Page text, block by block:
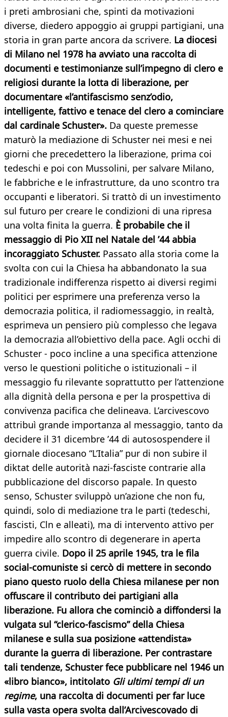
i preti ambrosiani che, spinti da motivazioni
diverse, diedero appoggio ai gruppi partigiani, una
storia in gran parte ancora da scrivere. La diocesi
di Milano nel 1978 ha avviato una raccolta di
documenti e testimonianze sull’impegno di clero e
religiosi durante la lotta di liberazione, per
documentare «l’antifascismo senz’odio,
intelligente, fattivo e tenace del clero a cominciare
dal cardinale Schuster». Da queste premesse
maturò la mediazione di Schuster nei mesi e nei
giorni che precedettero la liberazione, prima coi
tedeschi e poi con Mussolini, per salvare Milano,
le fabbriche e le infrastrutture, da uno scontro tra
occupanti e liberatori. Si trattò di un investimento
sul futuro per creare le condizioni di una ripresa
una volta finita la guerra. È probabile che il
messaggio di Pio XII nel Natale del ’44 abbia
incoraggiato Schuster. Passato alla storia come la
svolta con cui la Chiesa ha abbandonato la sua
tradizionale indifferenza rispetto ai diversi regimi
politici per esprimere una preferenza verso la
democrazia politica, il radiomessaggio, in realtà,
esprimeva un pensiero più complesso che legava
la democrazia all’obiettivo della pace. Agli occhi di
Schuster - poco incline a una specifica attenzione
verso le questioni politiche o istituzionali – il
messaggio fu rilevante soprattutto per l’attenzione
alla dignità della persona e per la prospettiva di
convivenza pacifica che delineava. L’arcivescovo
attribuì grande importanza al messaggio, tanto da
decidere il 31 dicembre ’44 di autosospendere il
giornale diocesano “L’Italia” pur di non subire il
diktat delle autorità nazi-fasciste contrarie alla
pubblicazione del discorso papale. In questo
senso, Schuster sviluppò un’azione che non fu,
quindi, solo di mediazione tra le parti (tedeschi,
fascisti, Cln e alleati), ma di intervento attivo per
impedire allo scontro di degenerare in aperta
guerra civile. Dopo il 25 aprile 1945, tra le fila
social-comuniste si cercò di mettere in secondo
piano questo ruolo della Chiesa milanese per non
offuscare il contributo dei partigiani alla
liberazione. Fu allora che cominciò a diffondersi la
vulgata sul “clerico-fascismo” della Chiesa
milanese e sulla sua posizione «attendista»
durante la guerra di liberazione. Per contrastare
tali tendenze, Schuster fece pubblicare nel 1946 un
«libro bianco», intitolato Gli ultimi tempi di un
regime, una raccolta di documenti per far luce
sulla vasta opera svolta dall’Arcivescovado di